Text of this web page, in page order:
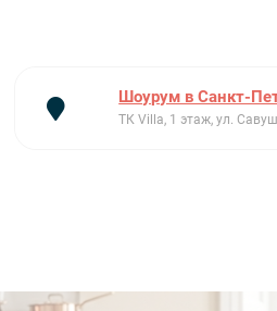
Шоурум в Санкт-
ТК Villa, 1 этаж, ул.